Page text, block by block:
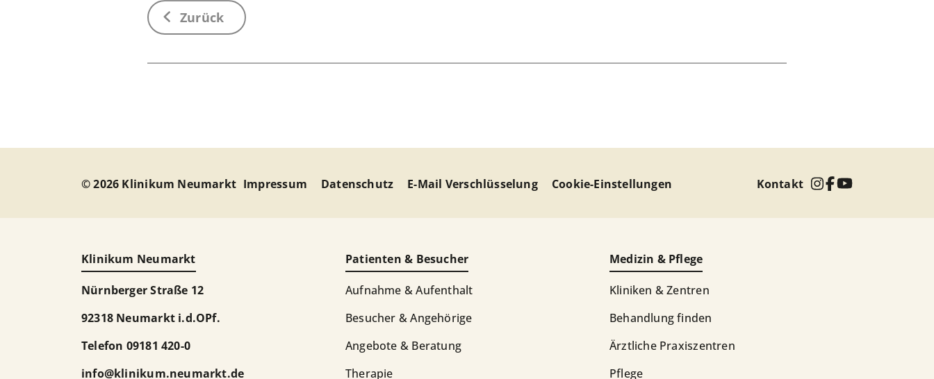
Zurück
© 2026 Klinikum Neumarkt Impressum Datenschutz E-Mail Verschlüsselung Cookie-Einstellungen Kontakt
Klinikum Neumarkt
Nürnberger Straße 12
92318 Neumarkt i.d.OPf.
Telefon 09181 420-0
info@klinikum.neumarkt.de
Patienten & Besucher
Aufnahme & Aufenthalt
Besucher & Angehörige
Angebote & Beratung
Therapie
Medizin & Pflege
Kliniken & Zentren
Behandlung finden
Ärztliche Praxiszentren
Pflege